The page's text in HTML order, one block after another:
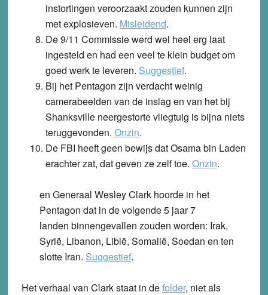
instortingen veroorzaakt zouden kunnen zijn
met explosieven. Misleidend.
De 9/11 Commissie werd wel heel erg laat
ingesteld en had een veel te klein budget om
goed werk te leveren. Suggestief.
Bij het Pentagon zijn verdacht weinig
camerabeelden van de inslag en van het bij
Shanksville neergestorte vliegtuig is bijna niets
teruggevonden. Onzin.
De FBI heeft geen bewijs dat Osama bin Laden
erachter zat, dat geven ze zelf toe. Onzin.
en Generaal Wesley Clark hoorde in het
Pentagon dat in de volgende 5 jaar 7
landen binnengevallen zouden worden: Irak,
Syrië, Libanon, Libië, Somalië, Soedan en ten
slotte Iran. Suggestief.
Het verhaal van Clark staat in defolder, niet als